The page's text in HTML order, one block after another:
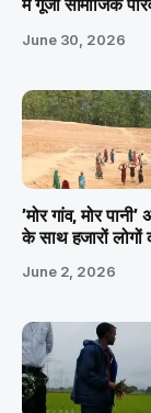
में गूंजा सामाजिक
June 30, 2026
’मोर गांव, मोर
के साथ हजारों लोगों
June 2, 2026